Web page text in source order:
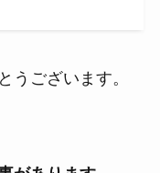
うございます。